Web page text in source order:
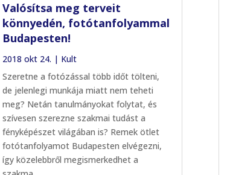
Valósítsa meg terveit
könnyedén, fotótanfolyammal
Budapesten!
2018 okt 24. | Kult
Szeretne a fotózással több időt tölteni,
de jelenlegi munkája miatt nem teheti
meg? Netán tanulmányokat folytat, és
szívesen szerezne szakmai tudást a
fényképészet világában is? Remek ötlet
fotótanfolyamot Budapesten elvégezni,
így közelebbről megismerkedhet a